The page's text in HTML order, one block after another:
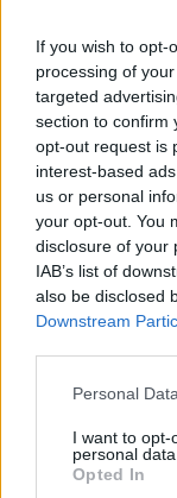
If you wish to opt-
processing of
targeted
section to confirm
opt-out request is
interest-based
us or personal
your opt-out. You
disclosure of your
IAB’s list of
also be disclosed
Downstream
Please note that
not limited to
grant or deny
use your data for
Personal
I want to opt-
personal data.
Opted In
in fermento.
progetti e
possono
lavorare.
lasciarci
strada per il
solo le
riusciranno a
questo: non
fondamentale
sul mercato.